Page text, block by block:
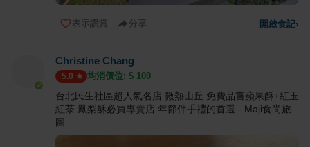
表示讚賞 分享 開啟食記›
Christine Chang
5.0 均消價位: $ 100
台北民生社區超人氣名店 微熱山丘 免費品嘗蘋果酥+紅玉
紅茶 鳳梨酥必買專賣店 年節伴手禮的首選 - Maji食尚旅
圖